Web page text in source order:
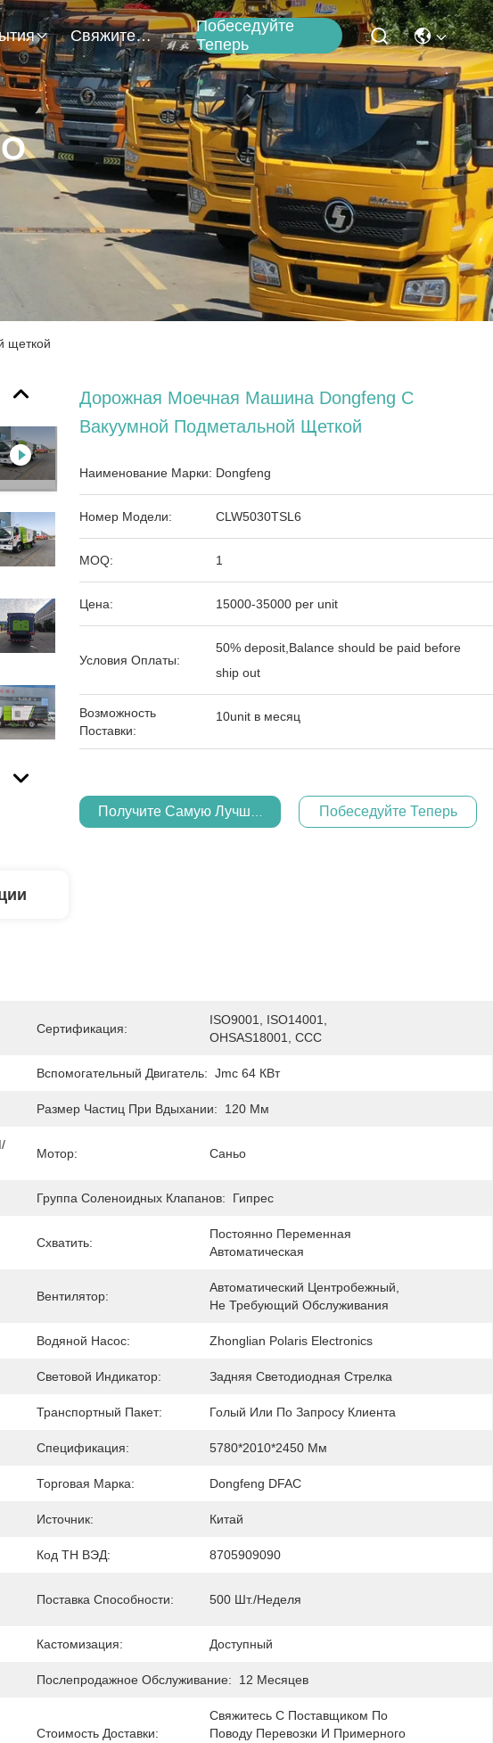
Свяжитесь Мы
Побеседуйте
Теперь
щеткой
Дорожная Моечная Машина Dongfeng С
Вакуумной Подметальной Щеткой
Наименование Марки: Dongfeng
Номер Модели: CLW5030TSL6
MOQ: 1
Цена: 15000-35000 per unit
Условия Оплаты:
50% deposit,Balance should be paid before
ship out
Возможность
Поставки:
10unit в месяц
Получите Самую Лучшую Цену Побеседуйте Теперь
Сертификация:
ISO9001, ISO14001,
OHSAS18001, CCC
Вспомогательный Двигатель: Jmc 64 КВт
Размер Частиц При Вдыхании: 120 Мм
Мотор: Саньо
Группа Соленоидных Клапанов: Гипрес
Схватить:
Постоянно Переменная
Автоматическая
Вентилятор:
Автоматический Центробежный,
Не Требующий Обслуживания
Водяной Насос: Zhonglian Polaris Electronics
Световой Индикатор: Задняя Светодиодная Стрелка
Транспортный Пакет: Голый Или По Запросу Клиента
Спецификация: 5780*2010*2450 Мм
Торговая Марка: Dongfeng DFAC
Источник: Китай
Код ТН ВЭД: 8705909090
Поставка Способности: 500 Шт./неделя
Кастомизация: Доступный
Послепродажное Обслуживание: 12 Месяцев
Стоимость Доставки:
Свяжитесь С Поставщиком По
Поводу Перевозки И Примерного